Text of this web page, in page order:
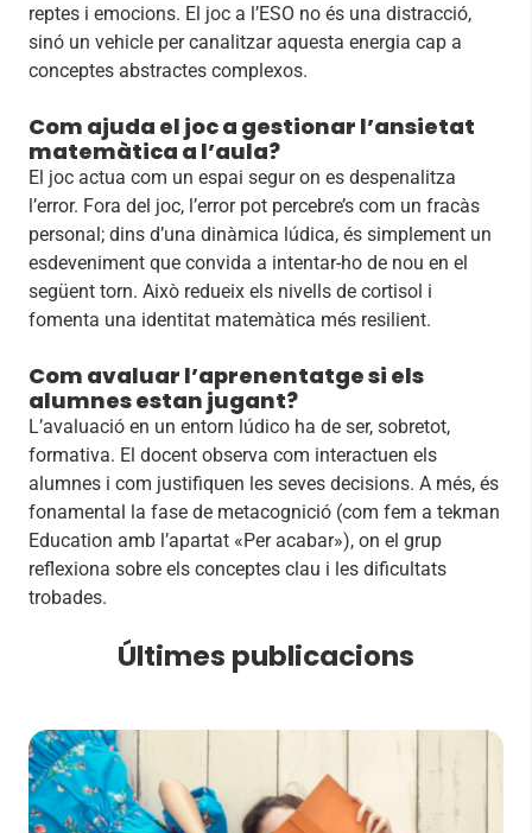
reptes i emocions. El joc a l’ESO no és una distracció,
sinó un vehicle per canalitzar aquesta energia cap a
conceptes abstractes complexos.
Com ajuda el joc a gestionar l’ansietat
matemàtica a l’aula?
El joc actua com un espai segur on es despenalitza
l’error. Fora del joc, l’error pot percebre’s com un fracàs
personal; dins d’una dinàmica lúdica, és simplement un
esdeveniment que convida a intentar-ho de nou en el
següent torn. Això redueix els nivells de cortisol i
fomenta una identitat matemàtica més resilient.
Com avaluar l’aprenentatge si els
alumnes estan jugant?
L’avaluació en un entorn lúdico ha de ser, sobretot,
formativa. El docent observa com interactuen els
alumnes i com justifiquen les seves decisions. A més, és
fonamental la fase de metacognició (com fem a tekman
Education amb l’apartat «Per acabar»), on el grup
reflexiona sobre els conceptes clau i les dificultats
trobades.
Últimes publicacions